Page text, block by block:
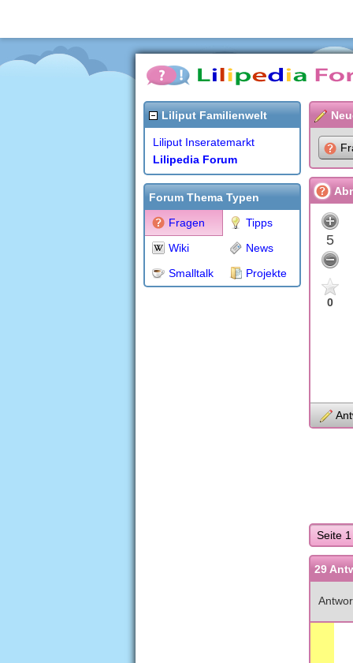
Liliput Familienwelt
Liliput Inseratemarkt
Lilipedia Forum
Forum Thema Typen
Fragen
Tipps
Wiki
News
Smalltalk
Projekte
5
0
Seite 1
29